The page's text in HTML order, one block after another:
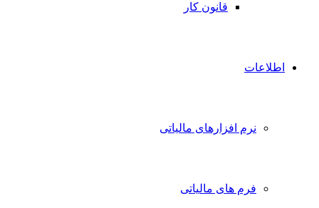
قانون کار
اطلاعات
نرم افزارهای مالیاتی
فرم های مالیاتی